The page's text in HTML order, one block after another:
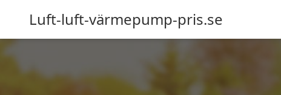
Luft-luft-värmepump-pris.se